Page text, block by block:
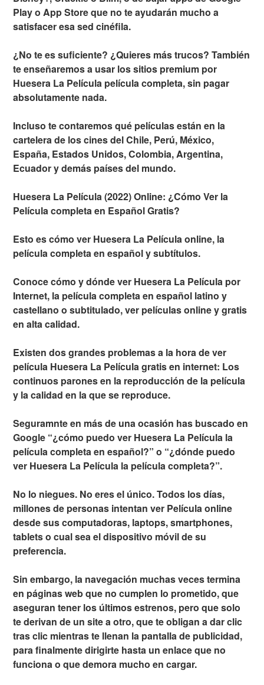
Play o App Store que no te ayudarán mucho a
satisfacer esa sed cinéfila.
¿No te es suficiente? ¿Quieres más trucos? También
te enseñaremos a usar los sitios premium por
Huesera La Película película completa, sin pagar
absolutamente nada.
Incluso te contaremos qué películas están en la
cartelera de los cines del Chile, Perú, México,
España, Estados Unidos, Colombia, Argentina,
Ecuador y demás países del mundo.
Huesera La Película (2022) Online: ¿Cómo Ver la
Película completa en Español Gratis?
Esto es cómo ver Huesera La Película online, la
película completa en español y subtítulos.
Conoce cómo y dónde ver Huesera La Película por
Internet, la película completa en español latino y
castellano o subtitulado, ver películas online y gratis
en alta calidad.
Existen dos grandes problemas a la hora de ver
película Huesera La Película gratis en internet: Los
continuos parones en la reproducción de la película
y la calidad en la que se reproduce.
Seguramnte en más de una ocasión has buscado en
Google “¿cómo puedo ver Huesera La Película la
película completa en español?” o “¿dónde puedo
ver Huesera La Película la película completa?”.
No lo niegues. No eres el único. Todos los días,
millones de personas intentan ver Película online
desde sus computadoras, laptops, smartphones,
tablets o cual sea el dispositivo móvil de su
preferencia.
Sin embargo, la navegación muchas veces termina
en páginas web que no cumplen lo prometido, que
aseguran tener los últimos estrenos, pero que solo
te derivan de un site a otro, que te obligan a dar clic
tras clic mientras te llenan la pantalla de publicidad,
para finalmente dirigirte hasta un enlace que no
funciona o que demora mucho en cargar.